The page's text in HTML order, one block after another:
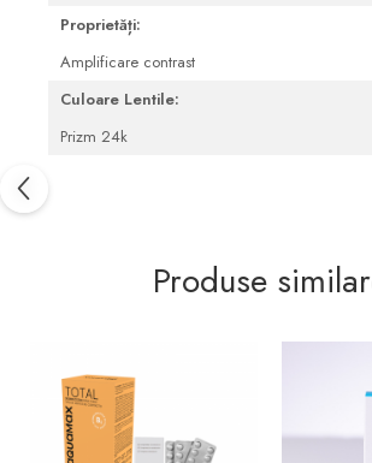
Proprietăți:
Amplificare contrast
Culoare Lentile:
Prizm 24k
Produse